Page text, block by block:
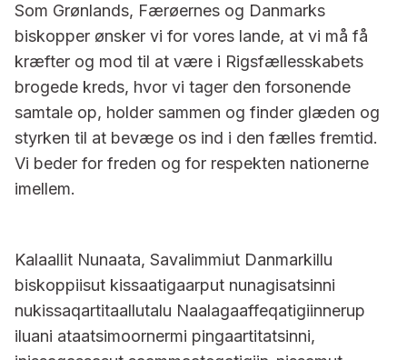
Som Grønlands, Færøernes og Danmarks
biskopper ønsker vi for vores lande, at vi må få
kræfter og mod til at være i Rigsfællesskabets
brogede kreds, hvor vi tager den forsonende
samtale op, holder sammen og finder glæden og
styrken til at bevæge os ind i den fælles fremtid.
Vi beder for freden og for respekten nationerne
imellem.
Kalaallit Nunaata, Savalimmiut Danmarkillu
biskoppiisut kissaatigaarput nunagisatsinni
nukissaqartitaallutalu Naalagaaffeqatigiinnerup
iluani ataatsimoornermi pingaartitatsinni,